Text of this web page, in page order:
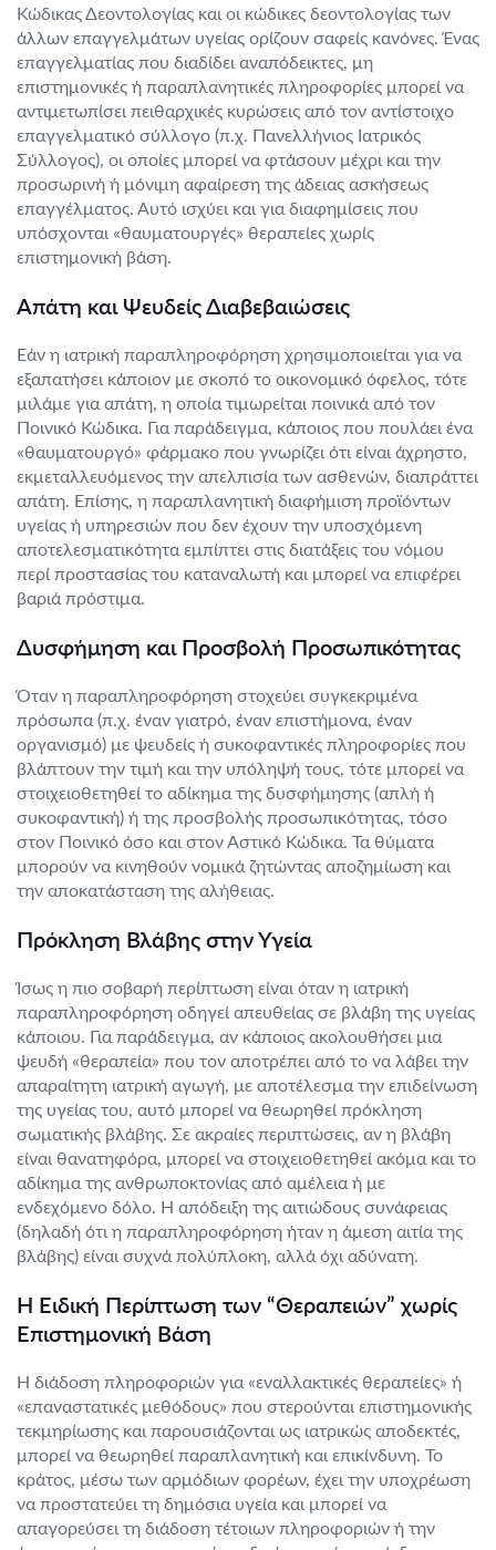
Κώδικας Δεοντολογίας και οι κώδικες δεοντολογίας των
άλλων επαγγελμάτων υγείας ορίζουν σαφείς κανόνες. Ένας
επαγγελματίας που διαδίδει αναπόδεικτες, μη
επιστημονικές ή παραπλανητικές πληροφορίες μπορεί να
αντιμετωπίσει πειθαρχικές κυρώσεις από τον αντίστοιχο
επαγγελματικό σύλλογο (π.χ. Πανελλήνιος Ιατρικός
Σύλλογος), οι οποίες μπορεί να φτάσουν μέχρι και την
προσωρινή ή μόνιμη αφαίρεση της άδειας ασκήσεως
επαγγέλματος. Αυτό ισχύει και για διαφημίσεις που
υπόσχονται «θαυματουργές» θεραπείες χωρίς
επιστημονική βάση.
Απάτη και Ψευδείς Διαβεβαιώσεις
Εάν η ιατρική παραπληροφόρηση χρησιμοποιείται για να
εξαπατήσει κάποιον με σκοπό το οικονομικό όφελος, τότε
μιλάμε για απάτη, η οποία τιμωρείται ποινικά από τον
Ποινικό Κώδικα. Για παράδειγμα, κάποιος που πουλάει ένα
«θαυματουργό» φάρμακο που γνωρίζει ότι είναι άχρηστο,
εκμεταλλευόμενος την απελπισία των ασθενών, διαπράττει
απάτη. Επίσης, η παραπλανητική διαφήμιση προϊόντων
υγείας ή υπηρεσιών που δεν έχουν την υποσχόμενη
αποτελεσματικότητα εμπίπτει στις διατάξεις του νόμου
περί προστασίας του καταναλωτή και μπορεί να επιφέρει
βαριά πρόστιμα.
Δυσφήμηση και Προσβολή Προσωπικότητας
Όταν η παραπληροφόρηση στοχεύει συγκεκριμένα
πρόσωπα (π.χ. έναν γιατρό, έναν επιστήμονα, έναν
οργανισμό) με ψευδείς ή συκοφαντικές πληροφορίες που
βλάπτουν την τιμή και την υπόληψή τους, τότε μπορεί να
στοιχειοθετηθεί το αδίκημα της δυσφήμησης (απλή ή
συκοφαντική) ή της προσβολής προσωπικότητας, τόσο
στον Ποινικό όσο και στον Αστικό Κώδικα. Τα θύματα
μπορούν να κινηθούν νομικά ζητώντας αποζημίωση και
την αποκατάσταση της αλήθειας.
Πρόκληση Βλάβης στην Υγεία
Ίσως η πιο σοβαρή περίπτωση είναι όταν η ιατρική
παραπληροφόρηση οδηγεί απευθείας σε βλάβη της υγείας
κάποιου. Για παράδειγμα, αν κάποιος ακολουθήσει μια
ψευδή «θεραπεία» που τον αποτρέπει από το να λάβει την
απαραίτητη ιατρική αγωγή, με αποτέλεσμα την επιδείνωση
της υγείας του, αυτό μπορεί να θεωρηθεί πρόκληση
σωματικής βλάβης. Σε ακραίες περιπτώσεις, αν η βλάβη
είναι θανατηφόρα, μπορεί να στοιχειοθετηθεί ακόμα και το
αδίκημα της ανθρωποκτονίας από αμέλεια ή με
ενδεχόμενο δόλο. Η απόδειξη της αιτιώδους συνάφειας
(δηλαδή ότι η παραπληροφόρηση ήταν η άμεση αιτία της
βλάβης) είναι συχνά πολύπλοκη, αλλά όχι αδύνατη.
Η Ειδική Περίπτωση των “Θεραπειών” χωρίς
Επιστημονική Βάση
Η διάδοση πληροφοριών για «εναλλακτικές θεραπείες» ή
«επαναστατικές μεθόδους» που στερούνται επιστημονικής
τεκμηρίωσης και παρουσιάζονται ως ιατρικώς αποδεκτές,
μπορεί να θεωρηθεί παραπλανητική και επικίνδυνη. Το
κράτος, μέσω των αρμόδιων φορέων, έχει την υποχρέωση
να προστατεύει τη δημόσια υγεία και μπορεί να
απαγορεύσει τη διάδοση τέτοιων πληροφοριών ή την